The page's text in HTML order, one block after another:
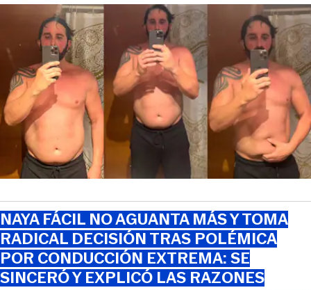
NAYA FÁCIL NO AGUANTA MÁS Y TOMA
RADICAL DECISIÓN TRAS POLÉMICA
POR CONDUCCIÓN EXTREMA: SE
SINCERÓ Y EXPLICÓ LAS RAZONES